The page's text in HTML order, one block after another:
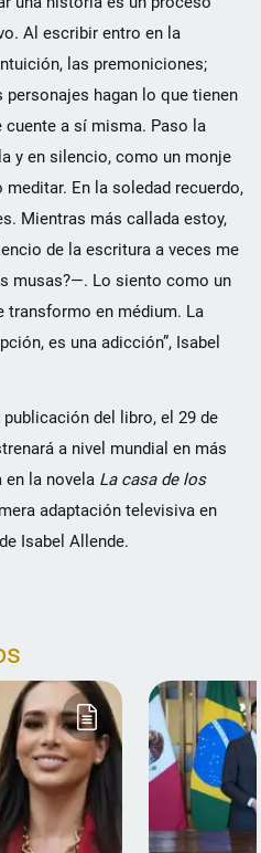
Al escribir entro en la
las premoniciones;
hagan lo que tienen
a sí misma. Paso la
y en silencio, como un monje
En la soledad recuerdo,
Mientras más callada estoy,
de la escritura a veces me
musas?—. Lo siento como un
transformo en médium. La
es una adicción”, Isabel
del libro, el 29 de
a nivel mundial en más
en la novela La casa de los
adaptación televisiva en
Isabel Allende.